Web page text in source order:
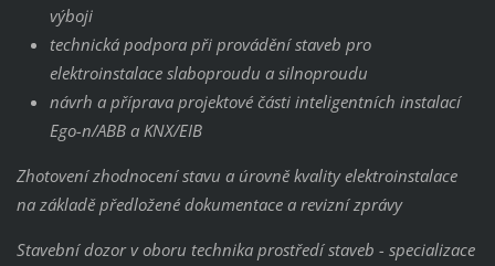
výboji
technická podpora při provádění staveb pro
elektroinstalace slaboproudu a silnoproudu
návrh a příprava projektové části inteligentních instalací
Ego-n/ABB a KNX/EIB
Zhotovení zhodnocení stavu a úrovně kvality elektroinstalace
na základě předložené dokumentace a revizní zprávy
Stavební dozor v oboru technika prostředí staveb - specializace